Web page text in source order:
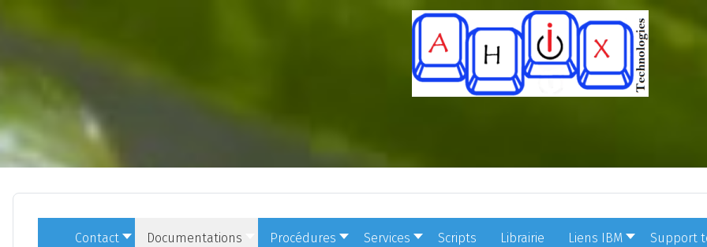
Contact Documentations Procédures Services Scripts Librairie Liens IBM Support